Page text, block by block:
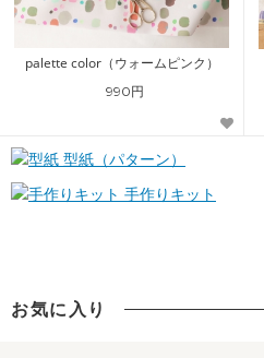
palette color（ウォームピンク）
990円
型紙（パターン）
手作りキット
お気に入り